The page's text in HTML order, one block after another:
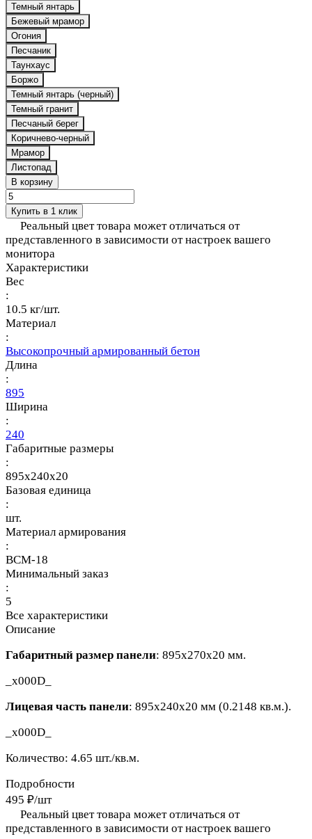
Темный янтарь
Бежевый мрамор
Огония
Песчаник
Таунхаус
Боржо
Темный янтарь (черный)
Темный гранит
Песчаный берег
Коричнево-черный
Мрамор
Листопад
В корзину
Купить в 1 клик
Реальный цвет товара может отличаться от
представленного в зависимости от настроек вашего
монитора
Характеристики
Вес
:
10.5 кг/шт.
Материал
:
Высокопрочный армированный бетон
Длина
:
895
Ширина
:
240
Габаритные размеры
:
895x240x20
Базовая единица
:
шт.
Материал армирования
:
ВСМ-18
Минимальный заказ
:
5
Все характеристики
Описание
Габаритный размер панели: 895x270x20 мм.
_x000D_
Лицевая часть панели: 895x240x20 мм (0.2148 кв.м.).
_x000D_
Количество: 4.65 шт./кв.м.
Подробности
495 ₽/шт
Реальный цвет товара может отличаться от
представленного в зависимости от настроек вашего